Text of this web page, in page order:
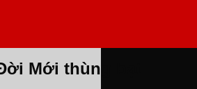
Mới thùng bạt